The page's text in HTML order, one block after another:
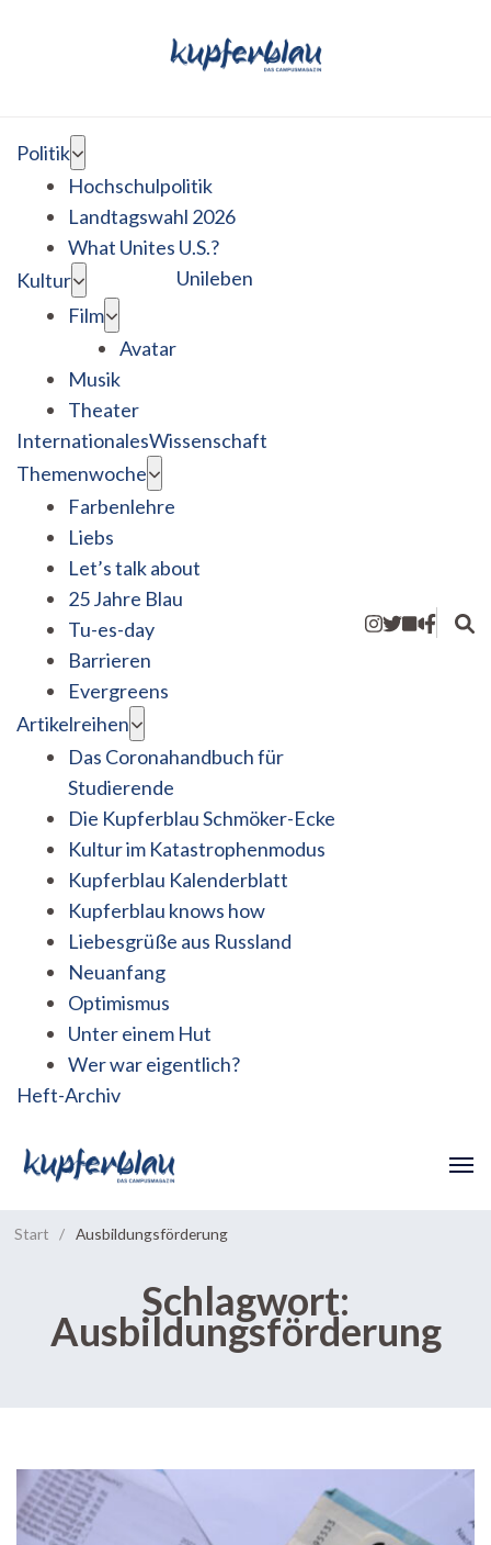
Politik
Hochschulpolitik
Landtagswahl 2026
What Unites U.S.?
Kultur
Film
Avatar
Musik
Theater
Unileben
InternationalesWissenschaft
Themenwoche
Farbenlehre
Liebs
Let’s talk about
25 Jahre Blau
Tu-es-day
Barrieren
Evergreens
Artikelreihen
Das Coronahandbuch für
Studierende
Die Kupferblau Schmöker-Ecke
Kultur im Katastrophenmodus
Kupferblau Kalenderblatt
Kupferblau knows how
Liebesgrüße aus Russland
Neuanfang
Optimismus
Unter einem Hut
Wer war eigentlich?
Heft-Archiv
Start / Ausbildungsförderung
Schlagwort:
Ausbildungsförderung